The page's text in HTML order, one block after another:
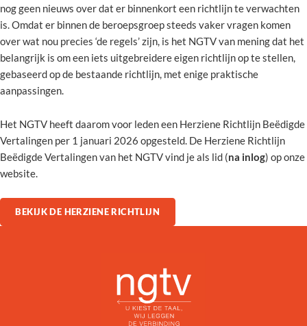
nog geen nieuws over dat er binnenkort een richtlijn te verwachten
is. Omdat er binnen de beroepsgroep steeds vaker vragen komen
over wat nou precies ‘de regels’ zijn, is het NGTV van mening dat het
belangrijk is om een iets uitgebreidere eigen richtlijn op te stellen,
gebaseerd op de bestaande richtlijn, met enige praktische
aanpassingen.
Het NGTV heeft daarom voor leden een Herziene Richtlijn Beëdigde
Vertalingen per 1 januari 2026 opgesteld. De Herziene Richtlijn
Beëdigde Vertalingen van het NGTV vind je als lid (na inlog) op onze
website.
BEKIJK DE HERZIENE RICHTLIJN